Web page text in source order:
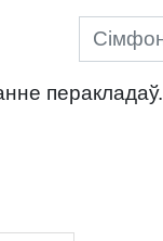
перакладаў.